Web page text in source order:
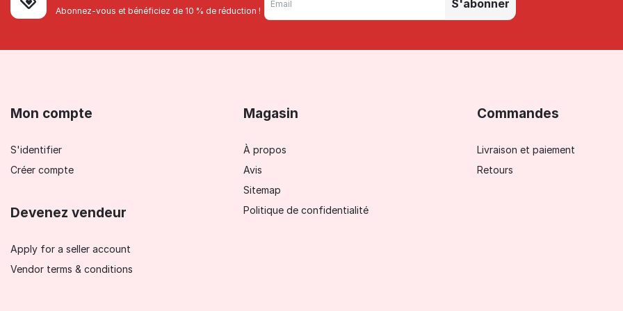
Abonnez-vous et bénéficiez de 10 % de réduction !
S'abonner
Mon compte
S'identifier
Créer compte
Devenez vendeur
Apply for a seller account
Vendor terms & conditions
Magasin
À propos
Avis
Sitemap
Politique de confidentialité
Commandes
Livraison et paiement
Retours